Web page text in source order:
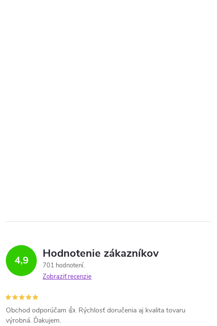
4,9 Hodnotenie zákazníkov
701 hodnotení
Zobraziť recenzie
Obchod odporúčam 👍. Rýchlosť doručenia aj kvalita tovaru
výrobná. Ďakujem.